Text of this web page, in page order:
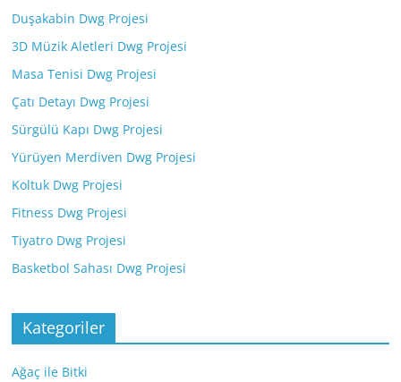
Duşakabin Dwg Projesi
3D Müzik Aletleri Dwg Projesi
Masa Tenisi Dwg Projesi
Çatı Detayı Dwg Projesi
Sürgülü Kapı Dwg Projesi
Yürüyen Merdiven Dwg Projesi
Koltuk Dwg Projesi
Fitness Dwg Projesi
Tiyatro Dwg Projesi
Basketbol Sahası Dwg Projesi
Kategoriler
Ağaç ile Bitki